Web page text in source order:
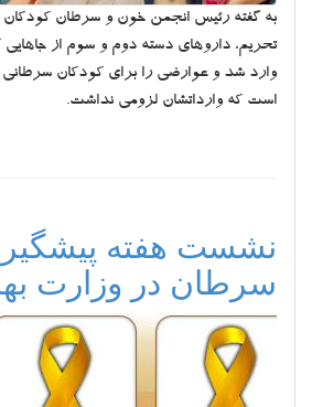
به گفته رئيس انجمن خون و سرطان كودكان
تحريم، داروهاي دسته دوم و سوم از جاهايي
وارد شد و عوارضي را براي كودكان سرطاني
است كه وارداتشان لزومي نداشت.
نشست هفته
سرطان در وزارت